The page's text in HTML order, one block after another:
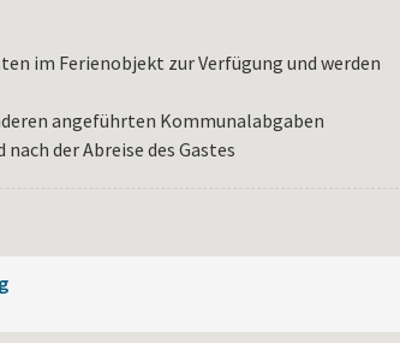
im Ferienobjekt zur Verfügung und werden
angeführten Kommunalabgaben
der Abreise des Gastes